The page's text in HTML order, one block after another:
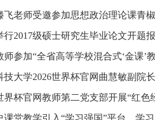
飞老师受邀参加思想政治理论课青
行2017级硕士研究生毕业论文开题
师参加“全省高等学校混合式‘金课’
技大学2026世界杯官网曲慧敏副院
界杯官网教师第二党支部开展“红色
课堂教学引入“学习强国”平台，学